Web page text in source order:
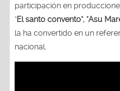
participación en
"El santo convento", "Asu
la ha convertido en un
nacional.